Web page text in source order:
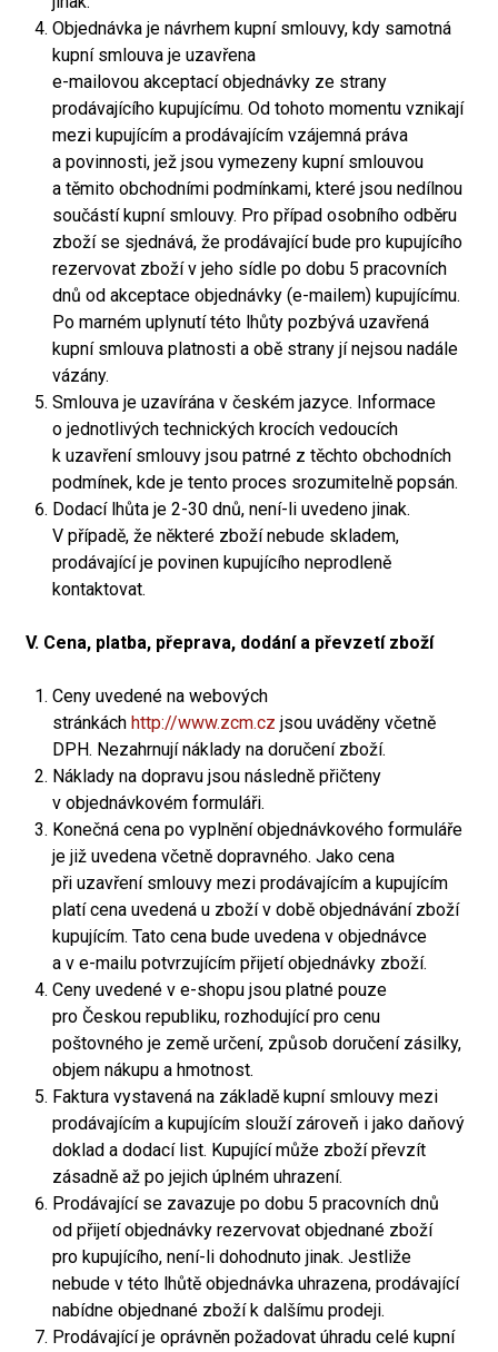
Objednávka je návrhem kupní smlouvy, kdy samotná
kupní smlouva je uzavřena
e-mailovou akceptací objednávky ze strany
prodávajícího kupujícímu. Od tohoto momentu vznikají
mezi kupujícím a prodávajícím vzájemná práva
a povinnosti, jež jsou vymezeny kupní smlouvou
a těmito obchodními podmínkami, které jsou nedílnou
součástí kupní smlouvy. Pro případ osobního odběru
zboží se sjednává, že prodávající bude pro kupujícího
rezervovat zboží v jeho sídle po dobu 5 pracovních
dnů od akceptace objednávky (e-mailem) kupujícímu.
Po marném uplynutí této lhůty pozbývá uzavřená
kupní smlouva platnosti a obě strany jí nejsou nadále
vázány.
Smlouva je uzavírána v českém jazyce. Informace
o jednotlivých technických krocích vedoucích
k uzavření smlouvy jsou patrné z těchto obchodních
podmínek, kde je tento proces srozumitelně popsán.
Dodací lhůta je 2-30 dnů, není-li uvedeno jinak.
V případě, že některé zboží nebude skladem,
prodávající je povinen kupujícího neprodleně
kontaktovat.
V. Cena, platba, přeprava, dodání a převzetí zboží
Ceny uvedené na webových
stránkách http://www.zcm.cz jsou uváděny včetně
DPH. Nezahrnují náklady na doručení zboží.
Náklady na dopravu jsou následně přičteny
v objednávkovém formuláři.
Konečná cena po vyplnění objednávkového formuláře
je již uvedena včetně dopravného. Jako cena
při uzavření smlouvy mezi prodávajícím a kupujícím
platí cena uvedená u zboží v době objednávání zboží
kupujícím. Tato cena bude uvedena v objednávce
a v e-mailu potvrzujícím přijetí objednávky zboží.
Ceny uvedené v e-shopu jsou platné pouze
pro Českou republiku, rozhodující pro cenu
poštovného je země určení, způsob doručení zásilky,
objem nákupu a hmotnost.
Faktura vystavená na základě kupní smlouvy mezi
prodávajícím a kupujícím slouží zároveň i jako daňový
doklad a dodací list. Kupující může zboží převzít
zásadně až po jejich úplném uhrazení.
Prodávající se zavazuje po dobu 5 pracovních dnů
od přijetí objednávky rezervovat objednané zboží
pro kupujícího, není-li dohodnuto jinak. Jestliže
nebude v této lhůtě objednávka uhrazena, prodávající
nabídne objednané zboží k dalšímu prodeji.
Prodávající je oprávněn požadovat úhradu celé kupní